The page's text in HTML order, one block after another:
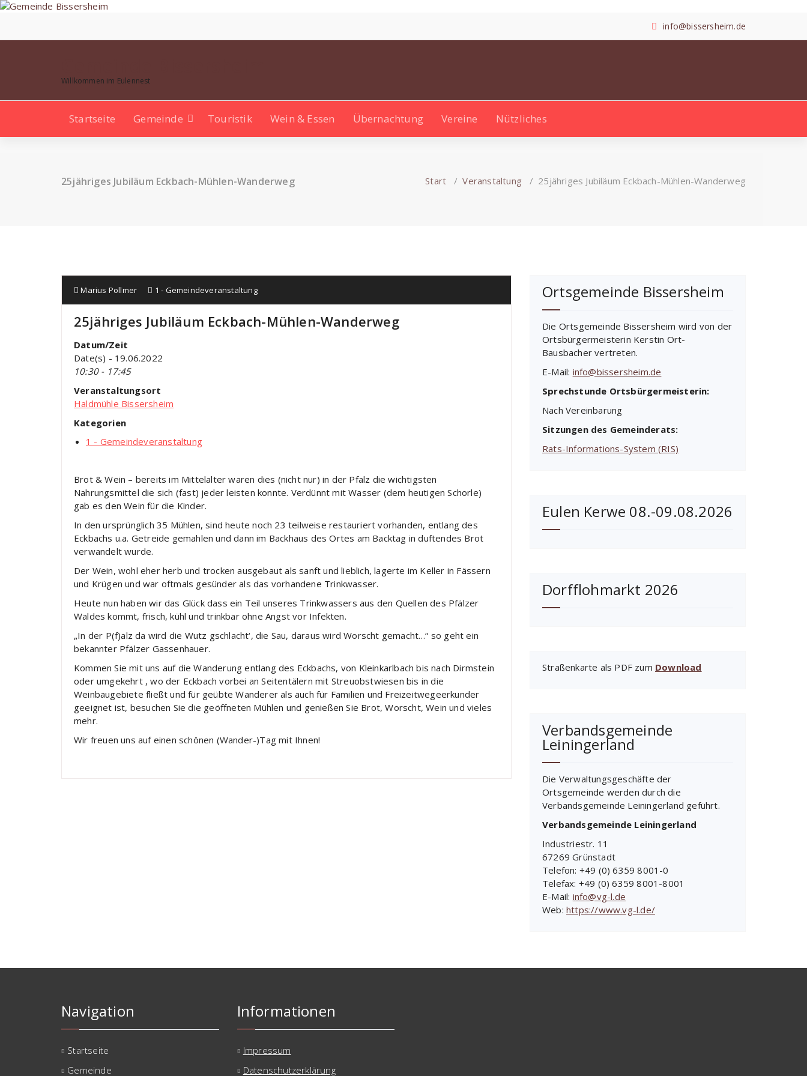
Zum
info@bissersheim.de
Willkommen im Eulennest
Startseite Gemeinde Touristik Wein & Essen Übernachtung Vereine Nützliches
for:
25jähriges Jubiläum Eckbach-Mühlen-Wanderweg Start /Veranstaltung / 25jähriges Jubiläum Eckbach-Mühlen-Wanderweg
Marius Pollmer 1 - Gemeindeveranstaltung
25jähriges Jubiläum Eckbach-Mühlen-Wanderweg
Datum/Zeit
Date(s) - 19.06.2022
10:30 - 17:45
Veranstaltungsort
Haldmühle Bissersheim
Kategorien
1 - Gemeindeveranstaltung
Brot & Wein – bereits im Mittelalter waren dies (nicht nur) in der Pfalz die wichtigsten
Nahrungsmittel die sich (fast) jeder leisten konnte. Verdünnt mit Wasser (dem heutigen Schorle)
gab es den Wein für die Kinder.
In den ursprünglich 35 Mühlen, sind heute noch 23 teilweise restauriert vorhanden, entlang des
Eckbachs u.a. Getreide gemahlen und dann im Backhaus des Ortes am Backtag in duftendes Brot
verwandelt wurde.
Der Wein, wohl eher herb und trocken ausgebaut als sanft und lieblich, lagerte im Keller in Fässern
und Krügen und war oftmals gesünder als das vorhandene Trinkwasser.
Heute nun haben wir das Glück dass ein Teil unseres Trinkwassers aus den Quellen des Pfälzer
Waldes kommt, frisch, kühl und trinkbar ohne Angst vor Infekten.
„In der P(f)alz da wird die Wutz gschlacht‘, die Sau, daraus wird Worscht gemacht…“ so geht ein
bekannter Pfälzer Gassenhauer.
Kommen Sie mit uns auf die Wanderung entlang des Eckbachs, von Kleinkarlbach bis nach Dirmstein
oder umgekehrt , wo der Eckbach vorbei an Seitentälern mit Streuobstwiesen bis in die
Weinbaugebiete fließt und für geübte Wanderer als auch für Familien und Freizeitwegeerkunder
geeignet ist, besuchen Sie die geöffneten Mühlen und genießen Sie Brot, Worscht, Wein und vieles
mehr.
Wir freuen uns auf einen schönen (Wander-)Tag mit Ihnen!
Ortsgemeinde Bissersheim
Die Ortsgemeinde Bissersheim wird von der
Ortsbürgermeisterin Kerstin Ort-
Bausbacher vertreten.
E-Mail: info@bissersheim.de
Sprechstunde Ortsbürgermeisterin:
Nach Vereinbarung
Sitzungen des Gemeinderats:
Rats-Informations-System (RIS)
Eulen Kerwe 08.-09.08.2026
Dorfflohmarkt 2026
Straßenkarte als PDF zum Download
Verbandsgemeinde
Leiningerland
Die Verwaltungsgeschäfte der
Ortsgemeinde werden durch die
Verbandsgemeinde Leiningerland geführt.
Verbandsgemeinde Leiningerland
Industriestr. 11
67269 Grünstadt
Telefon: +49 (0) 6359 8001-0
Telefax: +49 (0) 6359 8001-8001
E-Mail: info@vg-l.de
Web: https://www.vg-l.de/
Navigation
Startseite
Gemeinde
Informationen
Impressum
Datenschutzerklärung